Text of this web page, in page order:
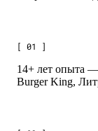
[ 01 ]
14+ лет опыта —
Burger King,